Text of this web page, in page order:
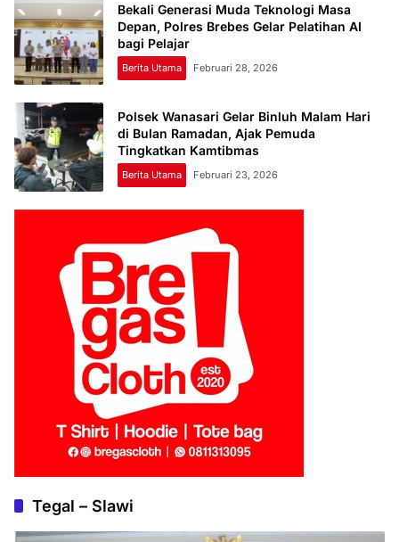
Bekali Generasi Muda Teknologi Masa
Depan, Polres Brebes Gelar Pelatihan AI
bagi Pelajar
Berita Utama Februari 28, 2026
Polsek Wanasari Gelar Binluh Malam Hari
di Bulan Ramadan, Ajak Pemuda
Tingkatkan Kamtibmas
Berita Utama Februari 23, 2026
Tegal – Slawi